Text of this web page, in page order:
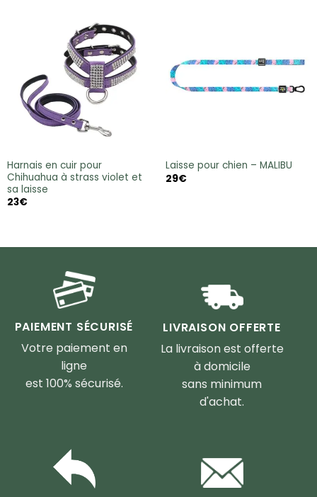
Harnais en cuir pour
Chihuahua à strass violet et
sa laisse
23€
Laisse pour chien – MALIBU
29€
PAIEMENT SÉCURISÉ
Votre paiement en
ligne
est 100% sécurisé.
LIVRAISON OFFERTE
La livraison est offerte
à domicile
sans minimum
d'achat.